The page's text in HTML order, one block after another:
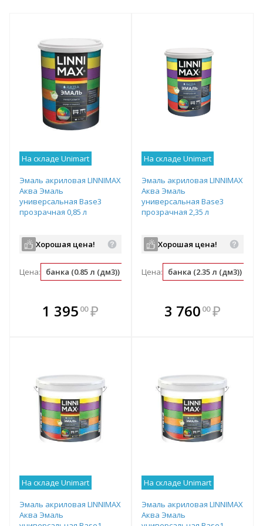
На складе Unimart
Эмаль акриловая LINNIMAX
Аква Эмаль
универсальная Base3
прозрачная 0,85 л
Хорошая цена!
Цена: банка (0.85 л (дм3)) л (дм3) (1.18 банка) м2 (0.12
1 395 00 ₽
В комплекте
всегда выгоднее!
На складе Unimart
Эмаль акриловая LINNIMAX
Аква Эмаль
универсальная Base3
прозрачная 2,35 л
Хорошая цена!
Цена: банка (2.35 л (дм3))
В комплекте
всегда выгоднее!
3 760 00 ₽
На складе Unimart
Эмаль акриловая LINNIMAX
Аква Эмаль
На складе Unimart
Эмаль акриловая LINNIMAX
Аква Эмаль